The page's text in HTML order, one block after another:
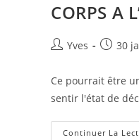
CORPS A
Yves 30
Ce pourrait être
sentir l'état de
Continuer La